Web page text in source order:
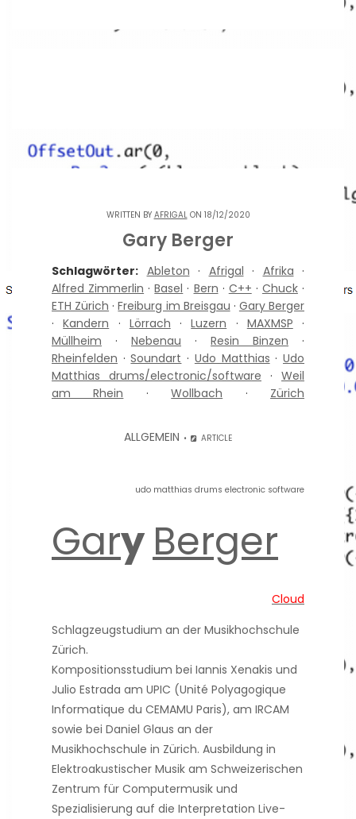
WRITTEN BY AFRIGALON 18/12/2020
Gary Berger
Schlagwörter: Ableton · Afrigal · Afrika ·
Alfred Zimmerlin ·Basel · Bern · C++ · Chuck·
ETH Zürich ·Freiburg im Breisgau · Gary Berger
·Kandern · Lörrach ·Luzern · MAXMSP ·
Müllheim · Nebenau · Resin Binzen ·
Rheinfelden ·Soundart · Udo Matthias ·Udo
Matthias drums/electronic/software · Weil
am Rhein ·Wollbach · Zürich
ALLGEMEIN ARTICLE
udo matthias drums electronic software
Gary Berger
Cloud
Schlagzeugstudium an der Musikhochschule
Zürich.
Kompositionsstudium bei Iannis Xenakis und
Julio Estrada am UPIC (Unité Polyagogique
Informatique du CEMAMU Paris), am IRCAM
sowie bei Daniel Glaus an der
Musikhochschule in Zürich. Ausbildung in
Elektroakustischer Musik am Schweizerischen
Zentrum für Computermusik und
Spezialisierung auf die Interpretation Live-